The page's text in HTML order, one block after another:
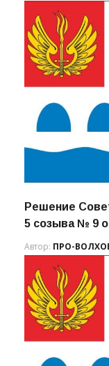
Решение
5 созыва № 9
Автор: ПРО-